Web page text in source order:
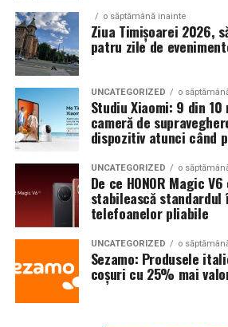
atât vei depinde mai puțin de
agresive de promovare. În online,
dintre cele mai valoroase avantaje
dintre principalele motive pentru
și revine la tine.
o săptămână inainte
Ziua Timișoarei 2026,
patru zile de
UNCATEGORIZED o
Studiu Xiaomi: 9 din 10
cameră de
dispozitiv atunci când
UNCATEGORIZED o
De ce HONOR Magic
stabilească standardul
telefoanelor pliabile
UNCATEGORIZED o
Sezamo: Produsele
coșuri cu 25% mai